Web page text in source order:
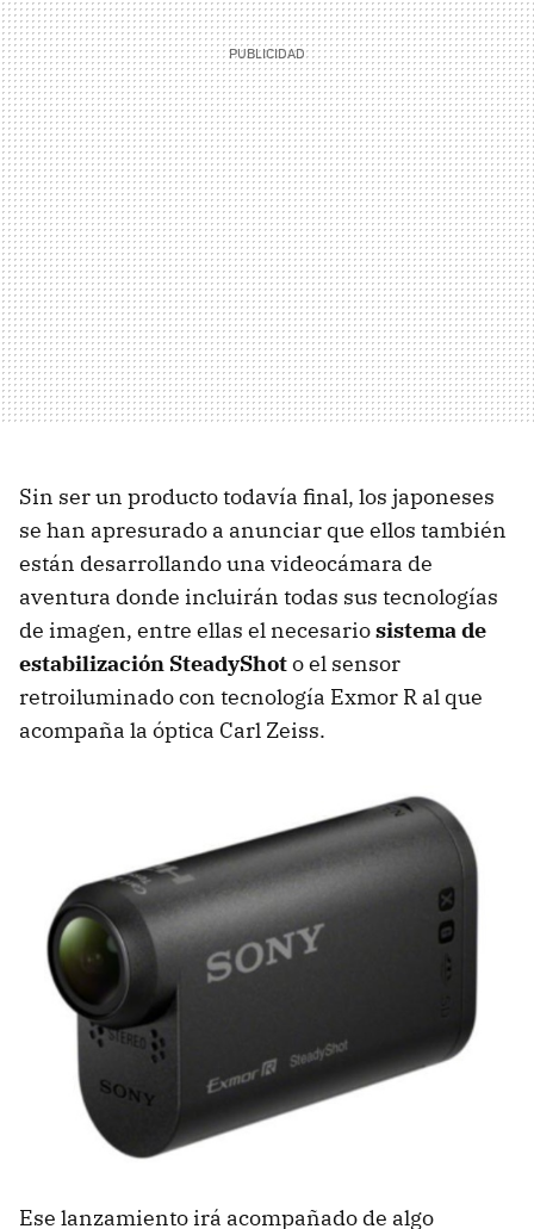
Sin ser un producto todavía final, los japoneses
se han apresurado a anunciar que ellos también
están desarrollando una videocámara de
aventura donde incluirán todas sus tecnologías
de imagen, entre ellas el necesariosistema de
estabilización SteadyShoto el sensor
retroiluminado con tecnología Exmor R al que
acompaña la óptica Carl Zeiss.
Ese lanzamiento irá acompañado de algo